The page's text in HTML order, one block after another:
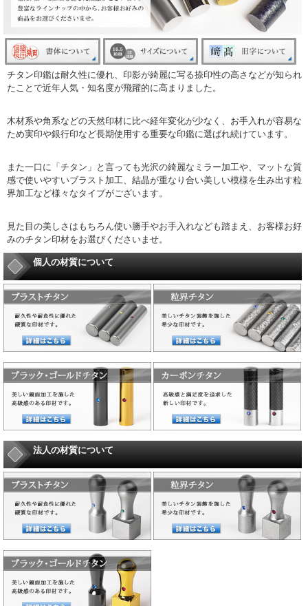
チタン印鑑は耐久性に優れ、印影が綺麗に写る捺印性の高さなどが知られ
たことで近年人気・知名度が飛躍的に高まりました。
木材系や角系などの天然印材に比べ経年変化が少なく、お手入れが容易な
ため実印や銀行印など長期使用する重要な印鑑に選ばれ続けています。
また一口に「チタン」と言っても光沢の綺麗なミラー加工や、マットな質
感で使いやすいブラスト加工、結晶が重なり合い美しい模様を生み出す粒
界加工など様々なタイプがございます。
見た目の美しさはもちろん使い勝手やお手入れなども踏まえ、お客様お好
みのチタン印材をお選びくださいませ。
個人の材質について
法人の材質について